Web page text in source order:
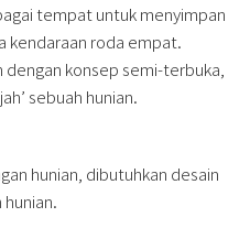
tempat untuk menyimpan
kendaraan roda empat.
konsep semi-terbuka,
sebuah hunian.
hunian, dibutuhkan desain
hunian.